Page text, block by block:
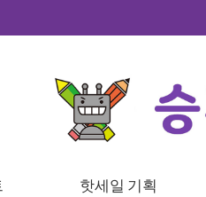
핫세일 기획